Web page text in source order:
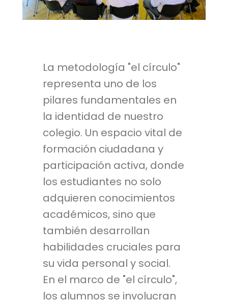
La metodología "el círculo"
representa uno de los
pilares fundamentales en
la identidad de nuestro
colegio. Un espacio vital de
formación ciudadana y
participación activa, donde
los estudiantes no solo
adquieren conocimientos
académicos, sino que
también desarrollan
habilidades cruciales para
su vida personal y social.
En el marco de "el círculo",
los alumnos se involucran